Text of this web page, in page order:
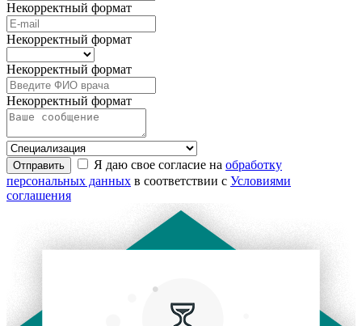
Некорректный формат
Некорректный формат
Некорректный формат
Некорректный формат
Отправить Я даю свое согласие на обработку
персональных данных в соответствии с Условиями
соглашения